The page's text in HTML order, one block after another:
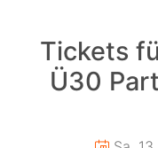
Tickets
Ü30